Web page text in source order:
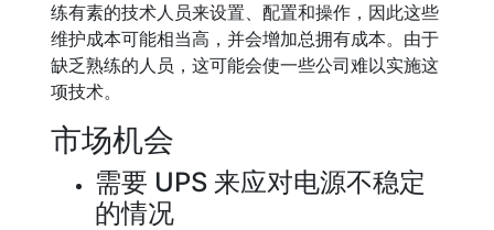
练有素的技术人员来设置、配置和操作，因此这些
维护成本可能相当高，并会增加总拥有成本。由于
缺乏熟练的人员，这可能会使一些公司难以实施这
项技术。
市场机会
需要 UPS 来应对电源不稳定
的情况